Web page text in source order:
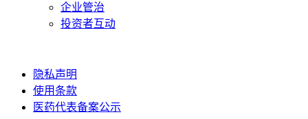
企业管治
投资者互动
隐私声明
使用条款
医药代表备案公示